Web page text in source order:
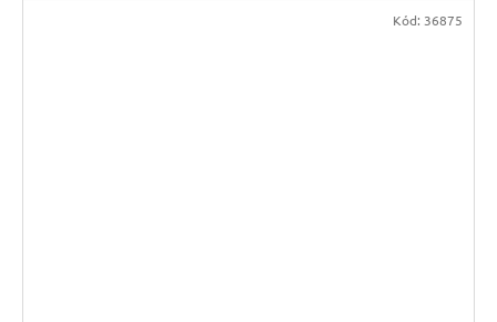
Kód: 36875